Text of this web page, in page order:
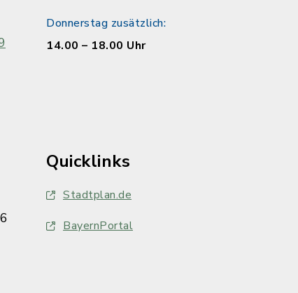
Donnerstag zusätzlich:
14.00 – 18.00 Uhr
Quicklinks
Stadtplan.de
BayernPortal